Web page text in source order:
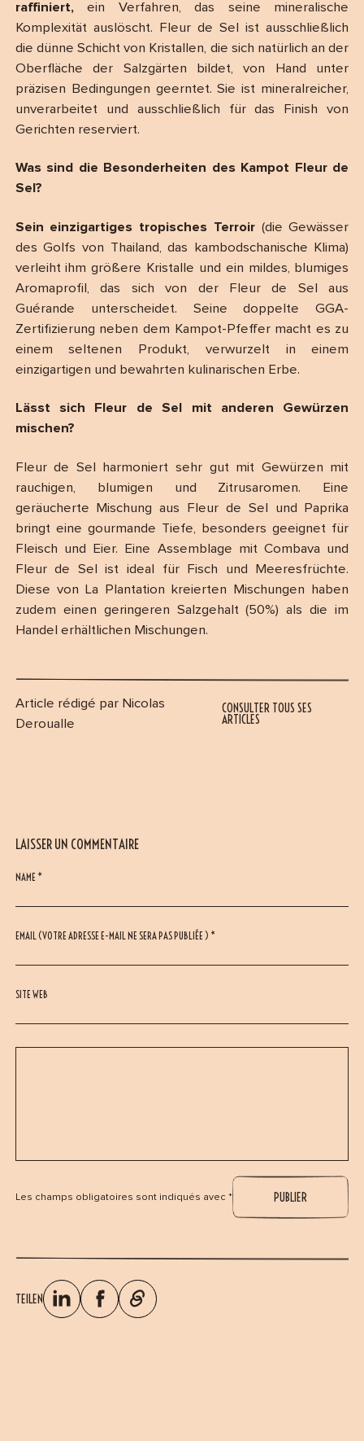
raffiniert,ein Verfahren, das seine mineralische
Komplexität auslöscht. Fleur de Sel ist ausschließlich
die dünne Schicht von Kristallen, die sich natürlich an der
Oberfläche der Salzgärten bildet, von Hand unter
präzisen Bedingungen geerntet. Sie ist mineralreicher,
unverarbeitet und ausschließlich für das Finish von
Gerichten reserviert.
Was sind die Besonderheiten des Kampot Fleur de
Sel?
Sein einzigartiges tropisches Terroir(die Gewässer
des Golfs von Thailand, das kambodschanische Klima)
verleiht ihm größere Kristalle und ein mildes, blumiges
Aromaprofil, das sich von der Fleur de Sel aus
Guérande unterscheidet. Seine doppelte GGA-
Zertifizierung neben dem Kampot-Pfeffer macht es zu
einem seltenen Produkt, verwurzelt in einem
einzigartigen und bewahrten kulinarischen Erbe.
Lässt sich Fleur de Sel mit anderen Gewürzen
mischen?
Fleur de Sel harmoniert sehr gut mit Gewürzen mit
rauchigen, blumigen und Zitrusaromen. Eine
geräucherte Mischung aus Fleur de Sel und Paprika
bringt eine gourmande Tiefe, besonders geeignet für
Fleisch und Eier. Eine Assemblage mit Combava und
Fleur de Sel ist ideal für Fisch und Meeresfrüchte.
Diese von La Plantation kreierten Mischungen haben
zudem einen geringeren Salzgehalt (50%) als die im
Handel erhältlichen Mischungen.
Article rédigé par Nicolas
Deroualle
CONSULTER TOUS SES
ARTICLES
LAISSER UN COMMENTAIRE
NAME *
EMAIL (VOTRE ADRESSE E-MAIL NE SERA PAS PUBLIÉE ) *
SITE WEB
Les champs obligatoires sont indiqués avec *
TEILEN